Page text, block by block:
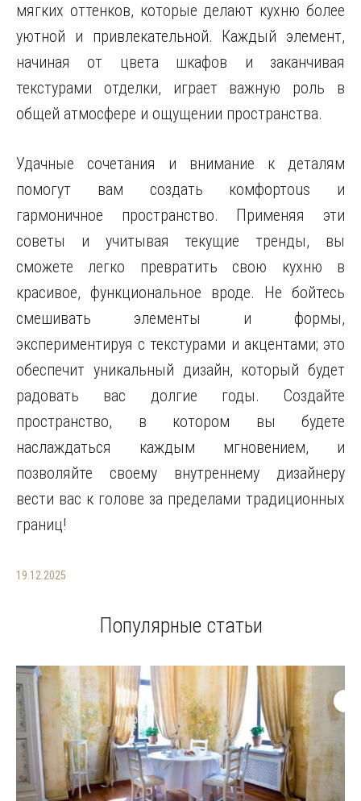
мягких оттенков, которые делают кухню более
уютной и привлекательной. Каждый элемент,
начиная от цвета шкафов и заканчивая
текстурами отделки, играет важную роль в
общей атмосфере и ощущении пространства.
Удачные сочетания и внимание к деталям
помогут вам создать комфортous и
гармоничное пространство. Применяя эти
советы и учитывая текущие тренды, вы
сможете легко превратить свою кухню в
красивое, функциональное вроде. Не бойтесь
смешивать элементы и формы,
экспериментируя с текстурами и акцентами; это
обеспечит уникальный дизайн, который будет
радовать вас долгие годы. Создайте
пространство, в котором вы будете
наслаждаться каждым мгновением, и
позволяйте своему внутреннему дизайнеру
вести вас к голове за пределами традиционных
границ!
19.12.2025
Популярные статьи